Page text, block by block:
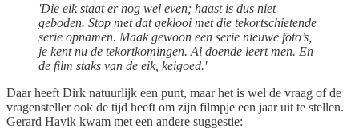
'Die eik staat er nog wel even; haast is dus niet
geboden. Stop met dat geklooi met die tekortschietende
serie opnamen. Maak gewoon een serie nieuwe foto’s,
je kent nu de tekortkomingen. Al doende leert men. En
de film staks van de eik, keigoed.'
Daar heeft Dirk natuurlijk een punt, maar het is wel de vraag of de
vragensteller ook de tijd heeft om zijn filmpje een jaar uit te stellen.
Gerard Havik kwam met een andere suggestie: